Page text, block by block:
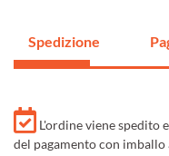
Spedizione
L'ordine viene spedito
del pagamento con